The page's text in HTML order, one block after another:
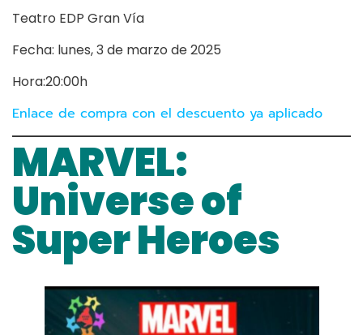
Teatro EDP Gran Vía
Fecha: lunes, 3 de marzo de 2025
Hora:20:00h
Enlace de compra con el descuento ya aplicado
MARVEL:
Universe of
Super Heroes